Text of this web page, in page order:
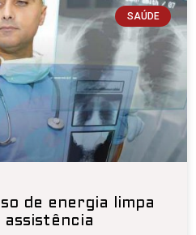
SAÚDE
de energia limpa
assistência